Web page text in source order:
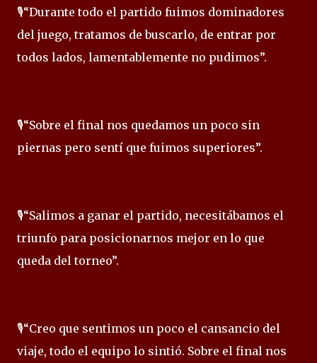
🎙️“Durante todo el partido fuimos dominadores
del juego, tratamos de buscarlo, de entrar por
todos lados, lamentablemente no pudimos”.
🎙️“Sobre el final nos quedamos un poco sin
piernas pero sentí que fuimos superiores”.
🎙️“Salimos a ganar el partido, necesitábamos el
triunfo para posicionarnos mejor en lo que
queda del torneo”.
🎙️“Creo que sentimos un poco el cansancio del
viaje, todo el equipo lo sintió. Sobre el final nos